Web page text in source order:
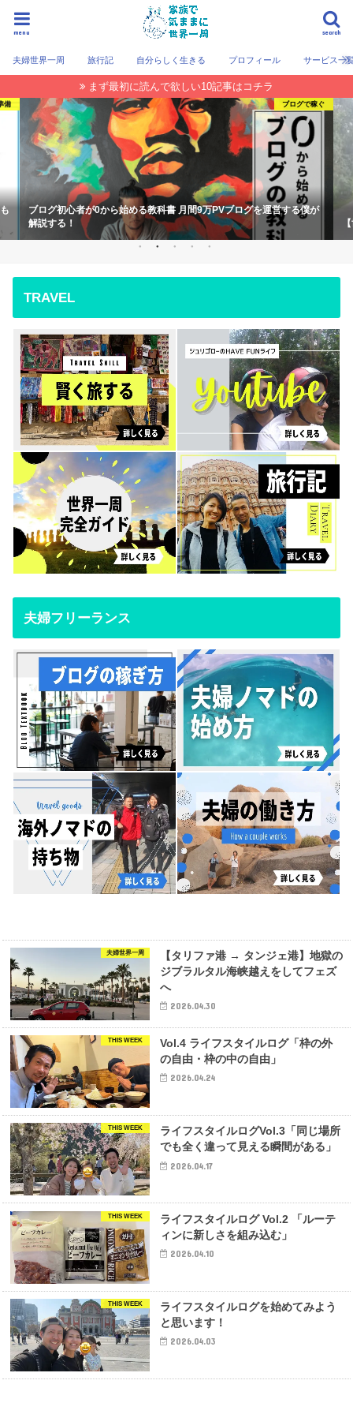
search
menu
夫婦世界一周 旅行記 自分らしく生きる プロフィール サービス一
まず最初に読んで欲しい10記事はコチラ
備 ブログで稼ぐ
ブログ初心者が0から始める教科書 月間9万PVブログを運営する僕が
解説する！
TRAVEL
夫婦フリーランス
夫婦世界一周
【タリファ港 → タンジェ港】地獄の
ジブラルタル海峡越えをしてフェズ
へ
2026.04.30
THIS WEEK
Vol.4 ライフスタイルログ「枠の外
の自由・枠の中の自由」
2026.04.24
THIS WEEK
ライフスタイルログVol.3「同じ場所
でも全く違って見える瞬間がある」
2026.04.17
THIS WEEK
ライフスタイルログ Vol.2 「ルーテ
ィンに新しさを組み込む」
2026.04.10
THIS WEEK
ライフスタイルログを始めてみよう
と思います！
2026.04.03